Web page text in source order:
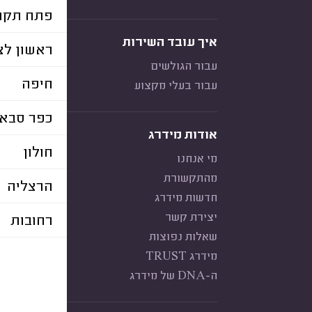
איך עובד השירות
עבור הגולשים
עבור בעלי מקצוע
אודות מידרג
מי אנחנו
מהתקשורת
חדשות מידרג
יצירת קשר
שאלות נפוצות
מידרג TRUST
ה-DNA של מידרג
פתח
ראשון
חיפה
כפר
חולון
הרצליה
רחובות